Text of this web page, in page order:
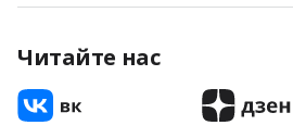
Читайте нас